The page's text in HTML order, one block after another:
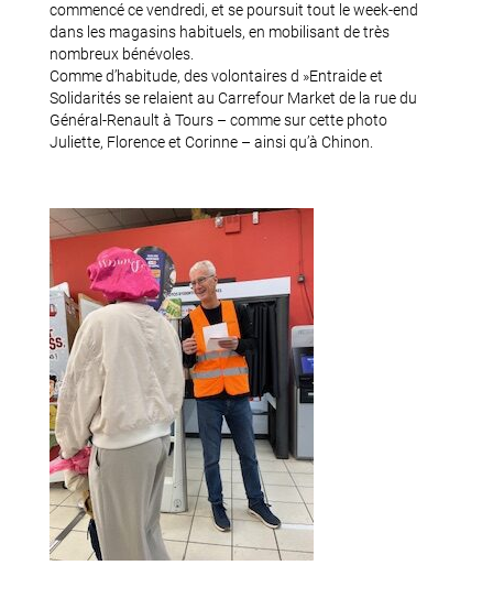
commencé ce vendredi, et se poursuit tout le week-end
dans les magasins habituels, en mobilisant de très
nombreux bénévoles.
Comme d’habitude, des volontaires d »Entraide et
Solidarités se relaient au Carrefour Market de la rue du
Général-Renault à Tours – comme sur cette photo
Juliette, Florence et Corinne – ainsi qu’à Chinon.